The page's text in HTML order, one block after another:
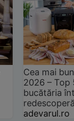
Cea mai
2026 –
bucătăria
adevarul.ro